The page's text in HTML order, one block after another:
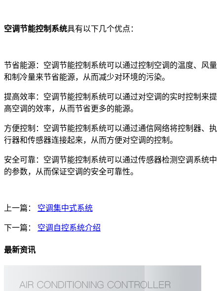
空调节能控制系统具有以下几个优点：
节省能源：空调节能控制系统可以通过控制空调的温度、风量
和制冷量来节省能源，从而减少对环境的污染。
提高效率：空调节能控制系统可以通过对空调的实时控制来提
高空调的效率，从而节省更多的能源。
方便控制：空调节能控制系统可以通过通信网络将控制器、执
行器和传感器连接起来，从而方便对空调的控制。
安全可靠：空调节能控制系统可以通过传感器检测空调系统中
的参数，从而保证空调的安全可靠性。
上一篇： 空调集中式系统
下一篇： 空调自控系统介绍
最新资讯